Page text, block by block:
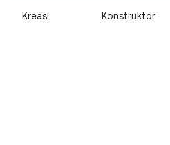
Kreasi Konstruktor